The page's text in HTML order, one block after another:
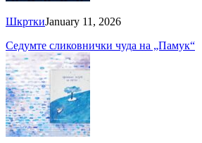
ШкрткиJanuary 11, 2026
Седумте сликовнички чуда на „Памук“